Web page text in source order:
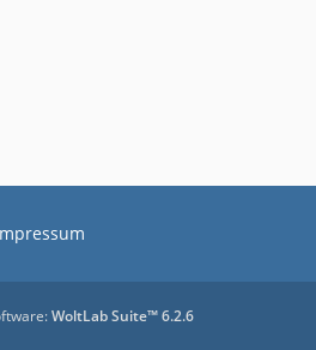
WoltLab Suite™ 6.2.6